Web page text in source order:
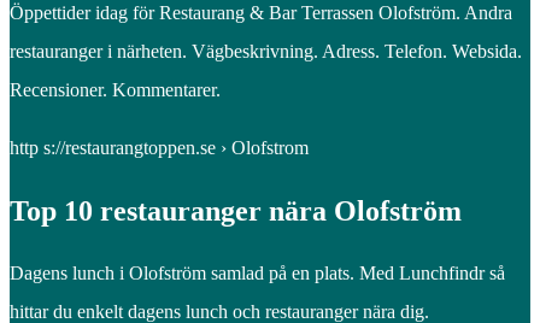
Öppettider idag för Restaurang & Bar Terrassen Olofström. Andra
restauranger i närheten. Vägbeskrivning. Adress. Telefon. Websida.
Recensioner. Kommentarer.
http s://restaurangtoppen.se › Olofstrom
Top 10 restauranger nära Olofström
Dagens lunch i Olofström samlad på en plats. Med Lunchfindr så
hittar du enkelt dagens lunch och restauranger nära dig.